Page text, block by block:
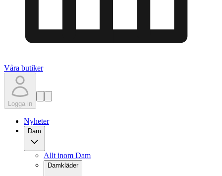
Våra butiker
Logga in
Nyheter
Dam
Allt inom Dam
Damkläder